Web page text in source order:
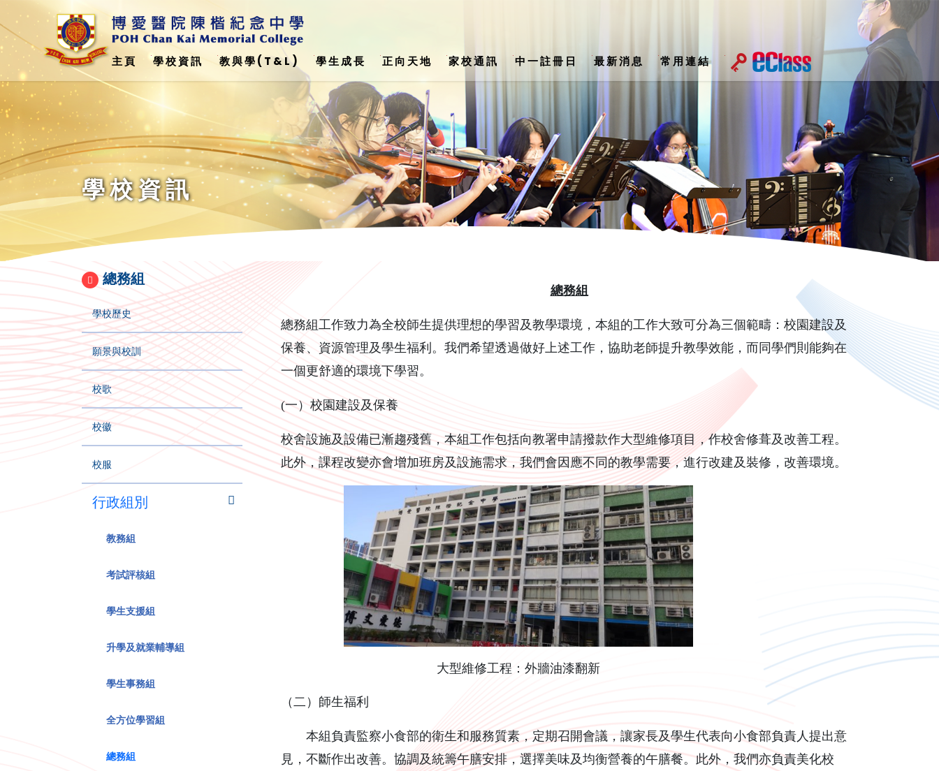
主頁 學校資訊 教與學(T&L) 學生成長 正向天地 家校通訊 中一註冊日 最新消息 常用連結
學校資訊
總務組
學校歷史
願景與校訓
校歌
校徽
校服
行政組別
教務組
考試評核組
學生支援組
升學及就業輔導組
學生事務組
全方位學習組
總務組
總務組
總務組工作致力為全校師生提供理想的學習及教學環境，本組的工作大致可分為三個範疇：校園建設及
保養、資源管理及學生福利。我們希望透過做好上述工作，協助老師提升教學效能，而同學們則能夠在
一個更舒適的環境下學習。
(一）校園建設及保養
校舍設施及設備已漸趨殘舊，本組工作包括向教署申請撥款作大型維修項目，作校舍修葺及改善工程。
此外，課程改變亦會增加班房及設施需求，我們會因應不同的教學需要，進行改建及裝修，改善環境。
大型維修工程：外牆油漆翻新
（二）師生福利
本組負責監察小食部的衛生和服務質素，定期召開會議，讓家長及學生代表向小食部負責人提出意
見，不斷作出改善。協調及統籌午膳安排，選擇美味及均衡營養的午膳餐。此外，我們亦負責美化校